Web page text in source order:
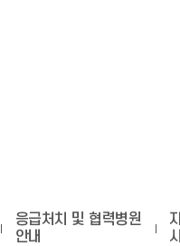
응급처치 및 협력병원
안내